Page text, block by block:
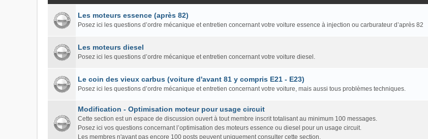
Les moteurs essence (après 82)
Posez ici les questions d’ordre mécanique et entretien concernant votre voiture essence à injection ou carburateur d’après 82
Les moteurs diesel
Posez ici les questions d’ordre mécanique et entretien concernant votre voiture diesel.
Le coin des vieux carbus (voiture d'avant 81 y compris E21 - E23)
Posez ici les questions d’ordre mécanique et entretien concernant votre voiture, mais aussi tous problèmes techniques.
Modification - Optimisation moteur pour usage circuit
Cette section est un espace de discussion ouvert à tout membre inscrit totalisant au minimum 100 messages.
Posez ici vos questions concernant l’optimisation des moteurs essence ou diesel pour un usage circuit.
Les membres n'ayant pas encore 100 posts peuvent uniquement consulter cette section.